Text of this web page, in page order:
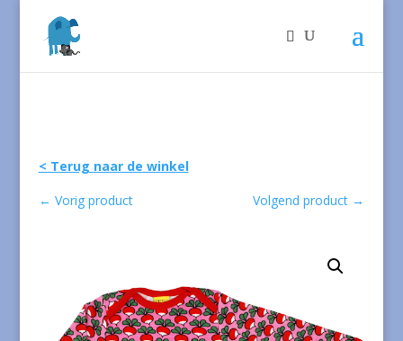
< Terug naar de winkel
← Vorig product Volgend product →